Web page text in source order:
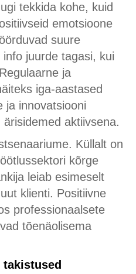
tekkida kohe, kuid
emotsioone
suure
juurde tagasi, kui
ja
iga-aastased
ja innovatsiooni
aktiivsena.
Küllalt on
kõrge
leiab esimeselt
klienti. Positiivne
professionaalsete
tõenäolisema